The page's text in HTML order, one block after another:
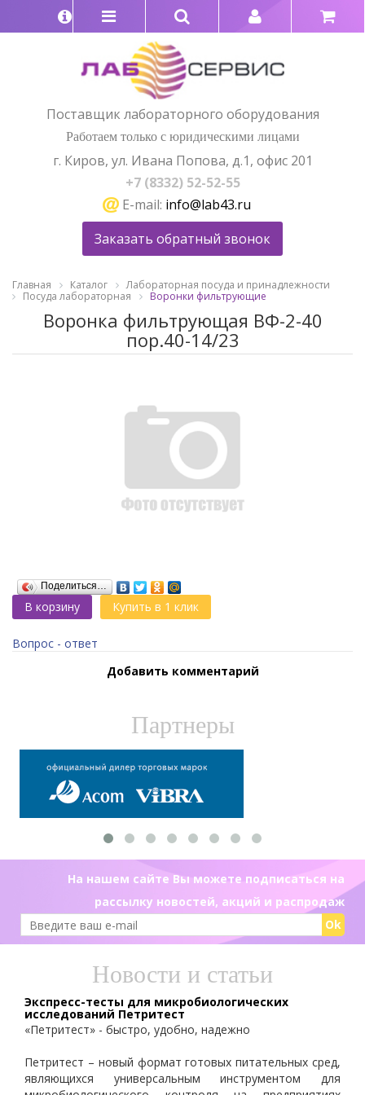
Поставщик лабораторного оборудования
Работаем только с юридическими лицами
г. Киров, ул. Ивана Попова, д.1, офис 201
+7 (8332) 52-52-55
E-mail: info@lab43.ru
Заказать обратный звонок
Главная Каталог
Лабораторная посуда и принадлежности
Посуда лабораторная
Воронки фильтрующие
Воронка фильтрующая ВФ-2-40
пор.40-14/23
Поделиться…
В корзину Купить в 1 клик
Вопрос - ответ
Добавить комментарий
Партнеры
На нашем сайте Вы можете подписаться на
рассылку новостей, акций и распродаж
Ok
Новости и статьи
Экспресс-тесты для микробиологических
исследований Петритест
«Петритест» - быстро, удобно, надежно
Петритест – новый формат готовых питательных сред,
являющихся универсальным инструментом для